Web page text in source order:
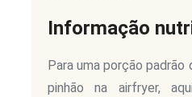
Informação
Para uma porção
pinhão na airfryer,